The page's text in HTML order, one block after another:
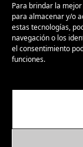
Para brindar la
para almacenar y/o
estas tecnologías,
navegación o los
el consentimiento
funciones.